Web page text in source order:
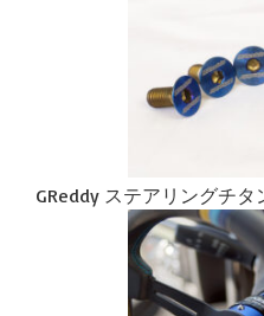
GReddy ステアリングチ